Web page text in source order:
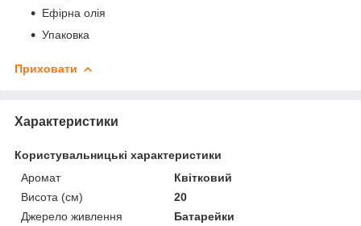
Ефірна олія
Упаковка
Приховати
Характеристики
Користувальницькі характеристики
Аромат
Квітковий
Висота (см)
20
Джерело живлення
Батарейки